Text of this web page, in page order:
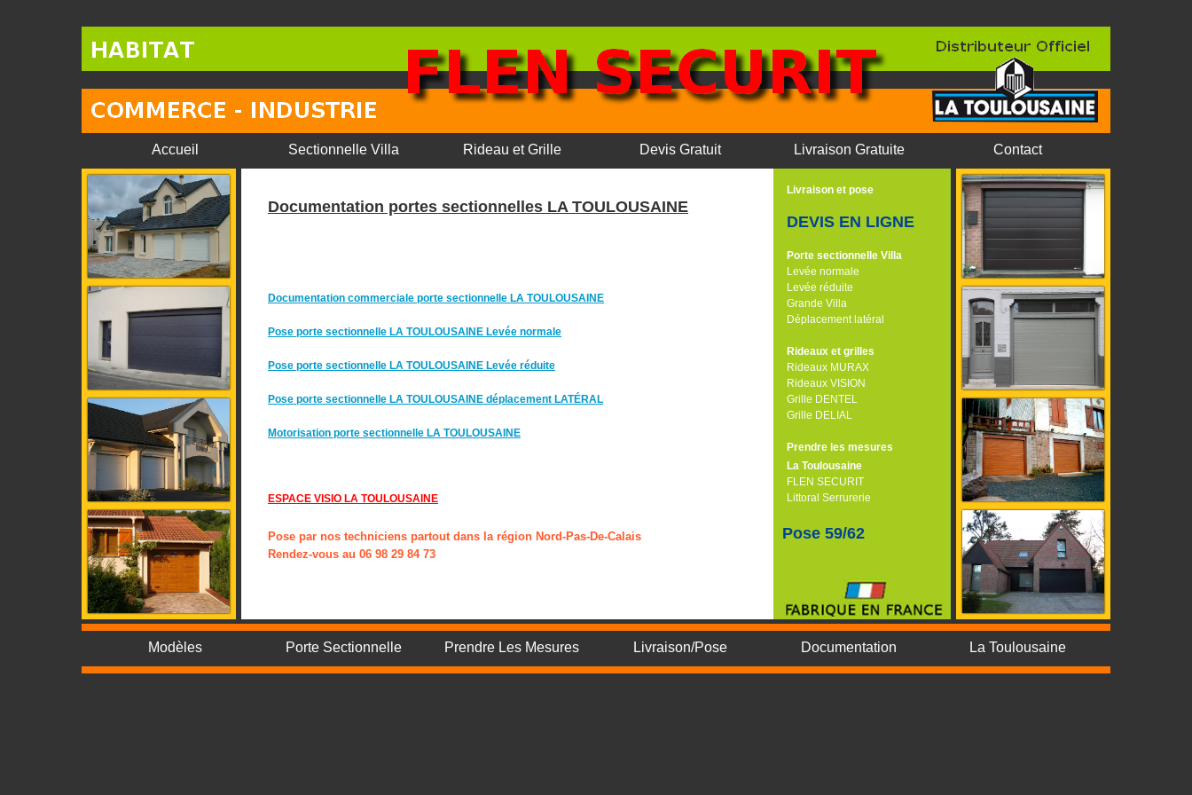
Accueil Sectionnelle Villa Rideau et Grille Devis Gratuit Livraison Gratuite Contact
Documentation portes sectionnelles LA TOULOUSAINE
Documentation commerciale porte sectionnelle LA TOULOUSAINE
Pose porte sectionnelle LA TOULOUSAINE Levée normale
Pose porte sectionnelle LA TOULOUSAINE Levée réduite
Pose porte sectionnelle LA TOULOUSAINE déplacement LATÉRAL
Motorisation porte sectionnelle LA TOULOUSAINE
ESPACE VISIO LA TOULOUSAINE
Pose par nos techniciens partout dans la région Nord-Pas-De-Calais
Rendez-vous au 06 98 29 84 73
Livraison et pose
DEVIS EN LIGNE
Porte sectionnelle Villa
Levée normale
Levée réduite
Grande Villa
Déplacement latéral
Rideaux et grilles
Rideaux MURAX
Rideaux VISION
Grille DENTEL
Grille DELIAL
Prendre les mesures
La Toulousaine
FLEN SECURIT
Littoral Serrurerie
Pose 59/62
Modèles Porte Sectionnelle Prendre Les Mesures Livraison/Pose Documentation La Toulousaine